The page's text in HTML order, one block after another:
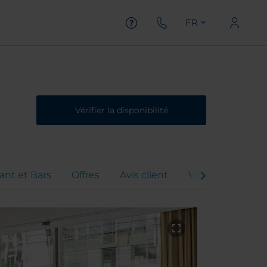
FR
Vérifier la disponibilité
et Bars Offres Avis client Virtual Tour